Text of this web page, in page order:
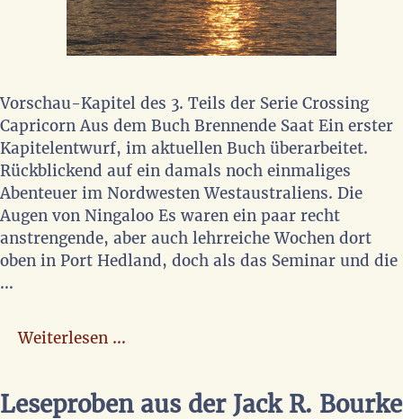
Vorschau-Kapitel des 3. Teils der Serie Crossing
Capricorn Aus dem Buch Brennende Saat Ein erster
Kapitelentwurf, im aktuellen Buch überarbeitet.
Rückblickend auf ein damals noch einmaliges
Abenteuer im Nordwesten Westaustraliens. Die
Augen von Ningaloo Es waren ein paar recht
anstrengende, aber auch lehrreiche Wochen dort
oben in Port Hedland, doch als das Seminar und die
…
Weiterlesen …
Leseproben aus der Jack R. Bourke